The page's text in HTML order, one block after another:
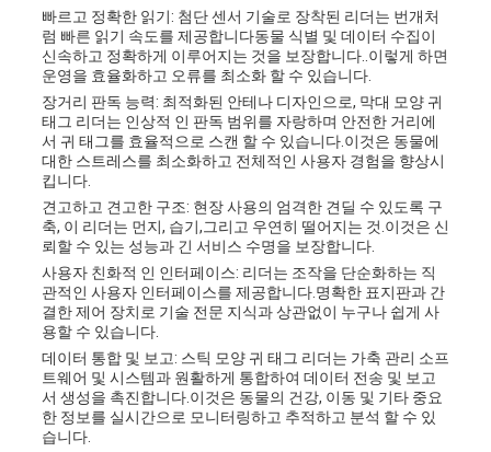
빠르고 정확한 읽기: 첨단 센서 기술로 장착된 리더는 번개처
럼 빠른 읽기 속도를 제공합니다동물 식별 및 데이터 수집이
신속하고 정확하게 이루어지는 것을 보장합니다.. 이렇게 하면
운영을 효율화하고 오류를 최소화 할 수 있습니다.
장거리 판독 능력: 최적화된 안테나 디자인으로, 막대 모양 귀
태그 리더는 인상적 인 판독 범위를 자랑하며 안전한 거리에
서 귀 태그를 효율적으로 스캔 할 수 있습니다. 이것은 동물에
대한 스트레스를 최소화하고 전체적인 사용자 경험을 향상시
킵니다.
견고하고 견고한 구조: 현장 사용의 엄격한 견딜 수 있도록 구
축, 이 리더는 먼지, 습기,그리고 우연히 떨어지는 것. 이것은 신
뢰할 수 있는 성능과 긴 서비스 수명을 보장합니다.
사용자 친화적 인 인터페이스: 리더는 조작을 단순화하는 직
관적인 사용자 인터페이스를 제공합니다. 명확한 표지판과 간
결한 제어 장치로 기술 전문 지식과 상관없이 누구나 쉽게 사
용할 수 있습니다.
데이터 통합 및 보고: 스틱 모양 귀 태그 리더는 가축 관리 소프
트웨어 및 시스템과 원활하게 통합하여 데이터 전송 및 보고
서 생성을 촉진합니다. 이것은 동물의 건강, 이동 및 기타 중요
한 정보를 실시간으로 모니터링하고 추적하고 분석 할 수 있
습니다.